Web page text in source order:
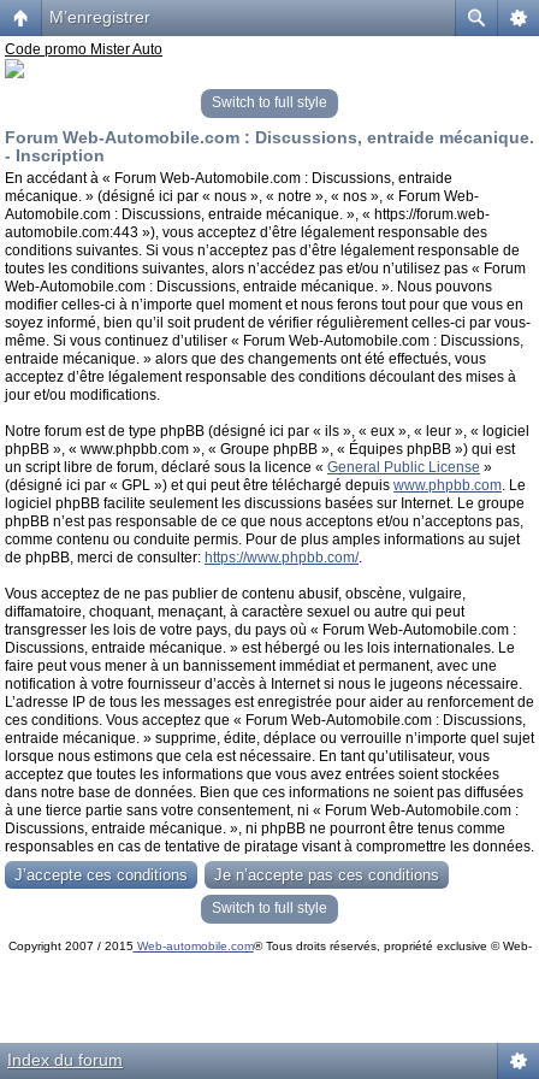
M’enregistrer
Code promo Mister Auto
Switch to full style
Forum Web-Automobile.com : Discussions, entraide mécanique.
- Inscription
En accédant à « Forum Web-Automobile.com : Discussions, entraide
mécanique. » (désigné ici par « nous », « notre », « nos », « Forum Web-
Automobile.com : Discussions, entraide mécanique. », « https://forum.web-
automobile.com:443 »), vous acceptez d’être légalement responsable des
conditions suivantes. Si vous n’acceptez pas d’être légalement responsable de
toutes les conditions suivantes, alors n’accédez pas et/ou n’utilisez pas « Forum
Web-Automobile.com : Discussions, entraide mécanique. ». Nous pouvons
modifier celles-ci à n’importe quel moment et nous ferons tout pour que vous en
soyez informé, bien qu’il soit prudent de vérifier régulièrement celles-ci par vous-
même. Si vous continuez d’utiliser « Forum Web-Automobile.com : Discussions,
entraide mécanique. » alors que des changements ont été effectués, vous
acceptez d’être légalement responsable des conditions découlant des mises à
jour et/ou modifications.
Notre forum est de type phpBB (désigné ici par « ils », « eux », « leur », « logiciel
phpBB », « www.phpbb.com », « Groupe phpBB », « Équipes phpBB ») qui est
un script libre de forum, déclaré sous la licence « General Public License »
(désigné ici par « GPL ») et qui peut être téléchargé depuis www.phpbb.com. Le
logiciel phpBB facilite seulement les discussions basées sur Internet. Le groupe
phpBB n’est pas responsable de ce que nous acceptons et/ou n’acceptons pas,
comme contenu ou conduite permis. Pour de plus amples informations au sujet
de phpBB, merci de consulter: https://www.phpbb.com/.
Vous acceptez de ne pas publier de contenu abusif, obscène, vulgaire,
diffamatoire, choquant, menaçant, à caractère sexuel ou autre qui peut
transgresser les lois de votre pays, du pays où « Forum Web-Automobile.com :
Discussions, entraide mécanique. » est hébergé ou les lois internationales. Le
faire peut vous mener à un bannissement immédiat et permanent, avec une
notification à votre fournisseur d’accès à Internet si nous le jugeons nécessaire.
L’adresse IP de tous les messages est enregistrée pour aider au renforcement de
ces conditions. Vous acceptez que « Forum Web-Automobile.com : Discussions,
entraide mécanique. » supprime, édite, déplace ou verrouille n’importe quel sujet
lorsque nous estimons que cela est nécessaire. En tant qu’utilisateur, vous
acceptez que toutes les informations que vous avez entrées soient stockées
dans notre base de données. Bien que ces informations ne soient pas diffusées
à une tierce partie sans votre consentement, ni « Forum Web-Automobile.com :
Discussions, entraide mécanique. », ni phpBB ne pourront être tenus comme
responsables en cas de tentative de piratage visant à compromettre les données.
Switch to full style
Copyright 2007 / 2015Web-automobile.com® Tous droits réservés, propriété exclusive © Web-
Index du forum